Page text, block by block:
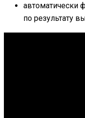
автоматически
по результату